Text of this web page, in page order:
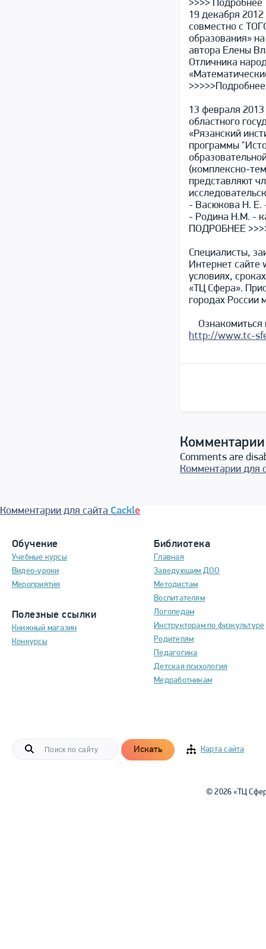
>>>> Подробнее
19 декабря
совместно с
образования»
автора Елены
Отличника
>>>>>Подробнее
13 февраля
областного
«Рязанский
программы
(комплексно-
представляют
- Васюкова Н. Е.
- Родина Н.М. -
ПОДРОБНЕЕ
Специалисты,
Интернет сайте
условиях,
«ТЦ Сфера».
городах России
Ознакомиться
http://www.tc-
Comments are
Комментарии для
Комментарии для сайта Cackle
Обучение
Учебные курсы
Видео-уроки
Мероприятия
Полезные ссылки
Книжный магазин
Конкурсы
Библиотека
Главная
Заведующим ДОО
Методистам
Воспитателям
Логопедам
Инструкторам по физкультуре
Родителям
Педагогика
Детская психология
Медработникам
Искать Карта сайта
© 2026 «ТЦ